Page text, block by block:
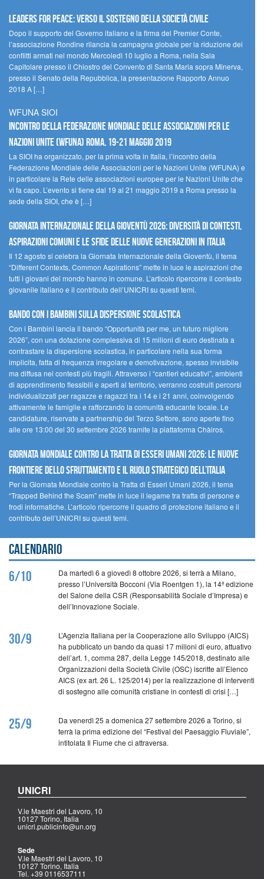
Leaders for peace: verso il sostegno della società civile
Dopo il supporto del Governo italiano e la firma del Premier Conte,
l’associazione Rondine rilancia la campagna globale per la riduzione dei
conflitti armati nel mondo Mercoledì 10 luglio a Roma, nella Sala
Capitolare presso il Chiostro del Convento di Santa Maria sopra Minerva,
presso il Senato della Repubblica, la presentazione Rapporto Annuo
2018 A […]
WFUNA SIOI
Incontro della Federazione Mondiale delle Associazioni per le
Nazioni Unite (WFUNA) Roma, 19-21 maggio 2019
La SIOI ha organizzato, per la prima volta in Italia, l’incontro della
Federazione Mondiale delle Associazioni per le Nazioni Unite (WFUNA) e
in particolare la Rete delle associazioni europee per le Nazioni Unite che
vi fa capo. L’evento si tiene dal 19 al 21 maggio 2019 a Roma presso la
sede della SIOI, che è […]
GIORNATA INTERNAZIONALE DELLA GIOVENTÙ 2026: DIVERSITÀ DI CONTESTI,
ASPIRAZIONI COMUNI E LE SFIDE DELLE NUOVE GENERAZIONI IN ITALIA
Il 12 agosto si celebra la Giornata Internazionale della Gioventù, il tema
“Different Contexts, Common Aspirations” mette in luce le aspirazioni che
tutti i giovani del mondo hanno in comune. L’articolo ripercorre il contesto
giovanile italiano e il contributo dell’UNICRI su questi temi.
Bando Con i Bambini sulla dispersione scolastica
Con i Bambini lancia il bando “Opportunità per me, un futuro migliore
2026”, con una dotazione complessiva di 15 milioni di euro destinata a
contrastare la dispersione scolastica, in particolare nella sua forma
implicita, fatta di frequenza irregolare e demotivazione, spesso invisibile
ma diffusa nei contesti più fragili. Attraverso i “cantieri educativi”, ambienti
di apprendimento flessibili e aperti al territorio, verranno costruiti percorsi
individualizzati per ragazze e ragazzi tra i 14 e i 21 anni, coinvolgendo
attivamente le famiglie e rafforzando la comunità educante locale. Le
candidature, riservate a partnership del Terzo Settore, sono aperte fino
alle ore 13:00 del 30 settembre 2026 tramite la piattaforma Chàiros.
GIORNATA MONDIALE CONTRO LA TRATTA DI ESSERI UMANI 2026: LE NUOVE
FRONTIERE DELLO SFRUTTAMENTO E IL RUOLO STRATEGICO DELL’ITALIA
Per la Giornata Mondiale contro la Tratta di Esseri Umani 2026, il tema
“Trapped Behind the Scam” mette in luce il legame tra tratta di persone e
frodi informatiche. L’articolo ripercorre il quadro di protezione italiano e il
contributo dell’UNICRI su questi temi.
Calendario
6/10
Da martedì 6 a giovedì 8 ottobre 2026, si terrà a Milano,
presso l’Università Bocconi (Via Roentgen 1), la 14ª edizione
del Salone della CSR (Responsabilità Sociale d’Impresa) e
dell’Innovazione Sociale.
30/9
L’Agenzia Italiana per la Cooperazione allo Sviluppo (AICS)
ha pubblicato un bando da quasi 17 milioni di euro, attuativo
dell’art. 1, comma 287, della Legge 145/2018, destinato alle
Organizzazioni della Società Civile (OSC) iscritte all’Elenco
AICS (ex art. 26 L. 125/2014) per la realizzazione di interventi
di sostegno alle comunità cristiane in contesti di crisi […]
25/9
Da venerdì 25 a domenica 27 settembre 2026 a Torino, si
terrà la prima edizione del “Festival del Paesaggio Fluviale”,
intitolata Il Fiume che ci attraversa.
UNICRI
V.le Maestri del Lavoro, 10
10127 Torino, Italia
unicri.publicinfo@un.org
Sede
V.le Maestri del Lavoro, 10
10127 Torino, Italia
Tel. +39 0116537111